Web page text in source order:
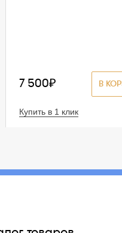
В
7 500₽
Купить в 1 клик